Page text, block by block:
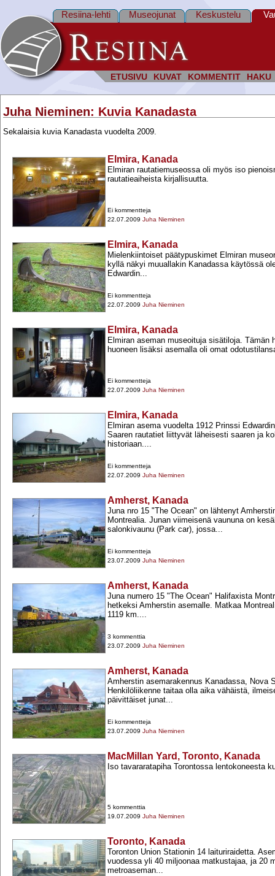
ETUSIVU KUVAT KOMMENTIT HAKU
Resiina-lehti Museojunat Keskustelu
Juha Nieminen: Kuvia Kanadasta
Sekalaisia kuvia Kanadasta vuodelta 2009.
Elmira, Kanada
Elmiran rautatiemuseossa oli myös iso
rautatieaiheista kirjallisuutta.
Ei kommentteja
22.07.2009 Juha Nieminen
Elmira, Kanada
Mielenkiintoiset päätypuskimet Elmiran
kyllä näkyi muuallakin Kanadassa käytössä
Edwardin...
Ei kommentteja
22.07.2009 Juha Nieminen
Elmira, Kanada
Elmiran aseman museoituja sisätiloja. Tämän
huoneen lisäksi asemalla oli omat
Ei kommentteja
22.07.2009 Juha Nieminen
Elmira, Kanada
Elmiran asema vuodelta 1912 Prinssi
Saaren rautatiet liittyvät läheisesti saaren ja
historiaan....
Ei kommentteja
22.07.2009 Juha Nieminen
Amherst, Kanada
Juna nro 15 "The Ocean" on lähtenyt
Montrealia. Junan viimeisenä vaununa on
salonkivaunu (Park car), jossa...
Ei kommentteja
23.07.2009 Juha Nieminen
Amherst, Kanada
Juna numero 15 "The Ocean" Halifaxista
hetkeksi Amherstin asemalle. Matkaa
1119 km....
3 kommenttia
23.07.2009 Juha Nieminen
Amherst, Kanada
Amherstin asemarakennus Kanadassa, Nova
Henkilöliikenne taitaa olla aika vähäistä,
päivittäiset junat...
Ei kommentteja
23.07.2009 Juha Nieminen
MacMillan Yard, Toronto, Kanada
Iso tavararatapiha Torontossa lentokoneesta
5 kommenttia
19.07.2009 Juha Nieminen
Toronto, Kanada
Toronton Union Stationin 14 laituriraidetta.
vuodessa yli 40 miljoonaa matkustajaa, ja 20
metroaseman...